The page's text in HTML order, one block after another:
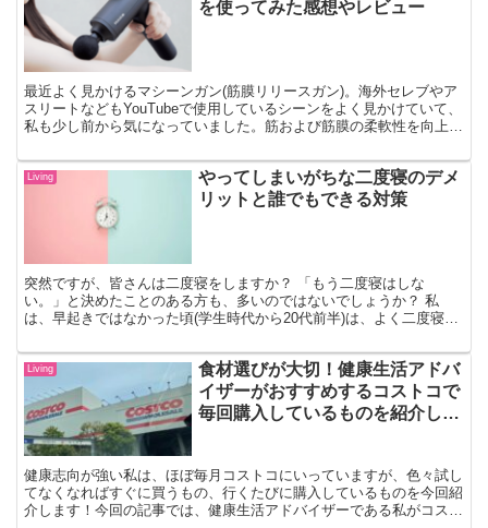
を使ってみた感想やレビュー
最近よく見かけるマシーンガン(筋膜リリースガン)。海外セレブやア
スリートなどもYouTubeで使用しているシーンをよく見かけていて、
私も少し前から気になっていました。筋および筋膜の柔軟性を向上さ
ンガンMebak5についてご紹介します！
Living
やってしまいがちな二度寝のデメ
リットと誰でもできる対策
突然ですが、皆さんは二度寝をしますか？ 「もう二度寝はしな
い。」と決めたことのある方も、多いのではないでしょうか？ 私
は、早起きではなかった頃(学生時代から20代前半)は、よく二度寝を
Living
食材選びが大切！健康生活アドバ
イザーがおすすめするコストコで
毎回購入しているものを紹介しま
健康志向が強い私は、ほぼ毎月コストコにいっていますが、色々試し
てなくなればすぐに買うもの、行くたびに購入しているものを今回紹
介します！今回の記事では、健康生活アドバイザーである私がコスト